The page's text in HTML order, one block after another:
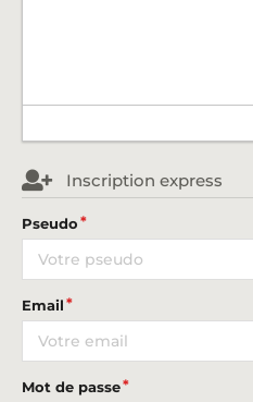
Inscription express
Pseudo
Email
Mot de passe